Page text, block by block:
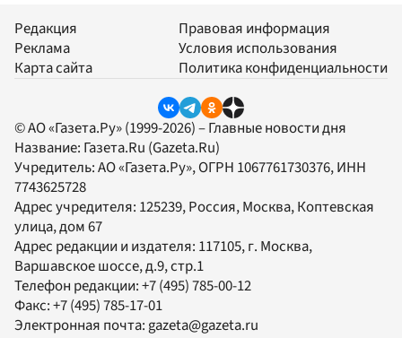
Редакция
Реклама
Карта сайта
Правовая информация
Условия использования
Политика конфиденциальности
© АО «Газета.Ру» (1999-2026) – Главные новости дня
Название: Газета.Ru (Gazeta.Ru)
Учредитель:АО «Газета.Ру», ОГРН 1067761730376, ИНН
7743625728
Адрес учредителя: 125239, Россия, Москва, Коптевская
улица, дом 67
Адрес редакции и издателя: 117105, г. Москва,
Варшавское шоссе, д.9, стр.1
Телефон редакции:+7 (495) 785-00-12
Факс:+7 (495) 785-17-01
Электронная почта: gazeta@gazeta.ru